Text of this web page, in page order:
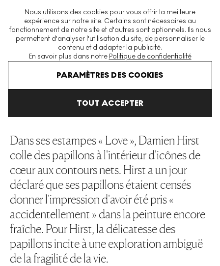
Nous utilisons des cookies pour vous offrir la meilleure
expérience sur notre site. Certains sont nécessaires au
fonctionnement de notre site et d'autres sont optionnels. Ils nous
permettent d'analyser l'utilisation du site, de personnaliser le
contenu et d'adapter la publicité.
En savoir plus dans notre Politique de confidentialité
PARAMÈTRES DES COOKIES
TOUT ACCEPTER
La plus grande plateforme mondiale d'estampes et éditions
modernes et contemporaines
Damien Hirst Love
LOVE
Dans ses estampes « Love », Damien Hirst
colle des papillons à l'intérieur d'icônes de
cœur aux contours nets. Hirst a un jour
déclaré que ses papillons étaient censés
donner l'impression d'avoir été pris «
accidentellement » dans la peinture encore
fraîche. Pour Hirst, la délicatesse des
papillons incite à une exploration ambiguë
de la fragilité de la vie.